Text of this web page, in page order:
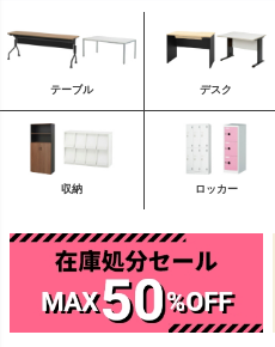
テーブル デスク
収納 ロッカー